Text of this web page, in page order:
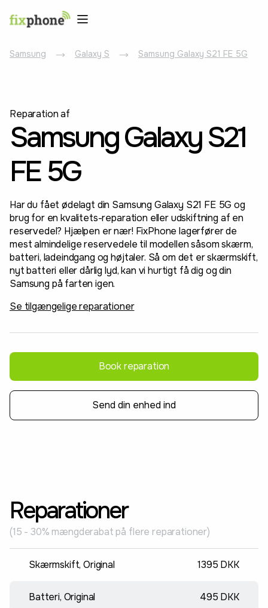
Samsung Galaxy S Samsung Galaxy S21 FE 5G
Reparation af
Samsung Galaxy S21
FE 5G
Har du fået ødelagt din Samsung Galaxy S21 FE 5G og
brug for en kvalitets-reparation eller udskiftning af en
reservedel? Hjælpen er nær! FixPhone lagerfører de
mest almindelige reservedele til modellen såsom skærm,
batteri, ladeindgang og højtaler. Så om det er skærmskift,
nyt batteri eller dårlig lyd, kan vi hurtigt få dig og din
Samsung på farten igen.
Se tilgængelige reparationer
Book reparation
Send din enhed ind
Reparationer
(15 - 30% mængderabat på flere reparationer)
Skærmskift, Original 1395 DKK
Batteri, Original 495 DKK